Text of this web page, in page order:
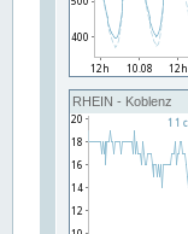
RHEIN - Koblenz